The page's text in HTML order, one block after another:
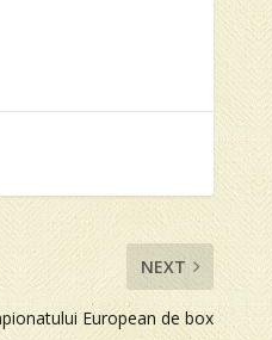
NEXT
European de box